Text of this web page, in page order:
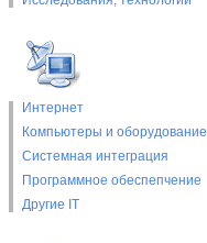
Интернет
Компьютеры и оборудование
Системная интеграция
Программное обеспепчение
Другие IT